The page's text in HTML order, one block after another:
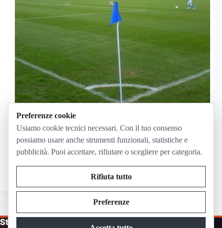
Ucraina-Italia Under 19 si gioca domenica 5 luglio
2026 alle 17:00 italiane al Bangor City Stadium, in
Galles. In Italia il riferimento TV indicato dalla
UEFA per l’Europeo Under 19 e Rai Sport, con
Streaming in Diretta
Preferenze cookie
Usiamo cookie tecnici necessari. Con il tuo consenso
possiamo usare anche strumenti funzionali, statistiche e
pubblicità. Puoi accettare, rifiutare o scegliere per categoria.
Rifiuta tutto
Preferenze